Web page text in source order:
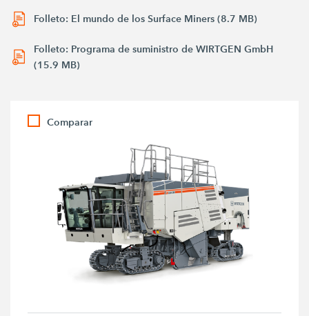
Folleto: El mundo de los Surface Miners (8.7 MB)
Folleto: Programa de suministro de WIRTGEN GmbH
(15.9 MB)
Comparar